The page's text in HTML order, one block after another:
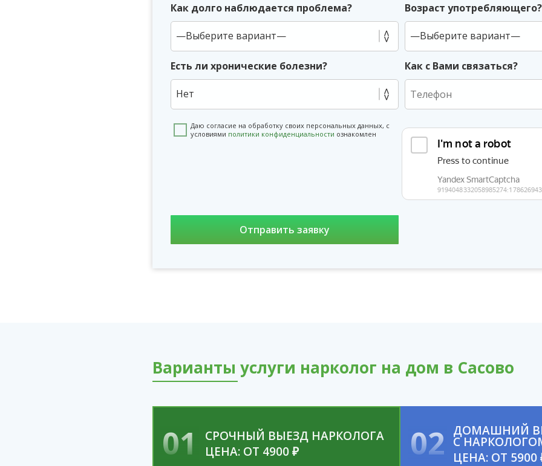
Как долго наблюдается проблема? Возраст употребляющего?
Есть ли хронические болезни?
Нет
Как с Вами связаться?
Даю согласие на обработку своих персональных данных, с
условиями политики конфиденциальности ознакомлен
Варианты услуги нарколог на дом в Сасово
01
СРОЧНЫЙ ВЫЕЗД НАРКОЛОГА
ЦЕНА: ОТ 4900 ₽
02 ДОМАШНИЙ
С
ЦЕНА: ОТ 5900